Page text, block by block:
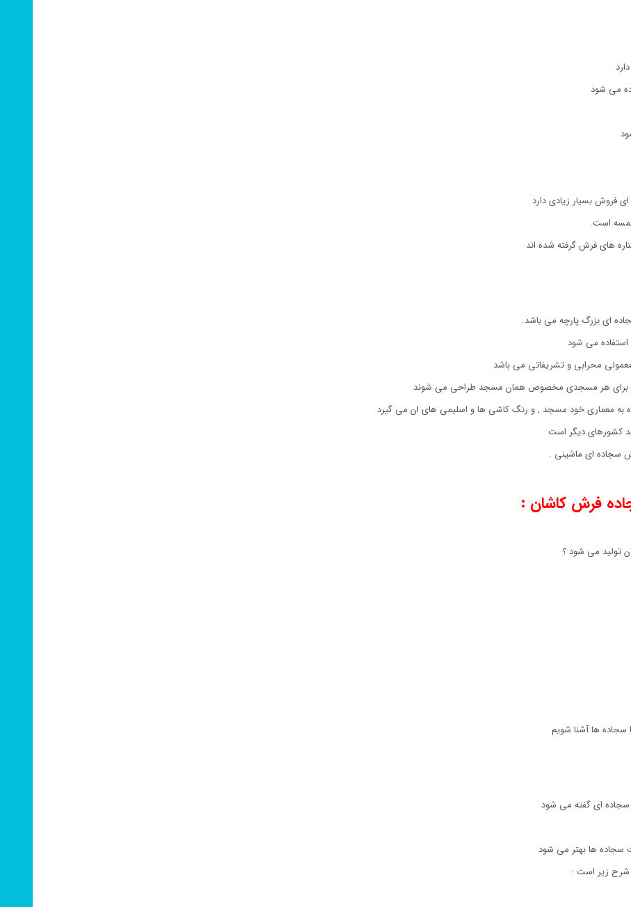
می شود
فروش بسیار زیادی دارد
است.
های فرش گرفته شده اند
ای بزرگ پارچه می باشد.
می شود
محرابی و تشریفاتی می باشد
برای هر مسجدی مخصوص همان مسجد طراحی می شوند
به معماری خود مسجد , و رنگ کاشی ها و اسلیمی های ان می گیرد
کشورهای دیگر است
سجاده ای ماشینی .
فرش کاشان :
تولید می شود ؟
سجاده ها آشنا شویم
سجاده ای گفته می شود
سجاده ها بهتر می شود
شرح زیر است :